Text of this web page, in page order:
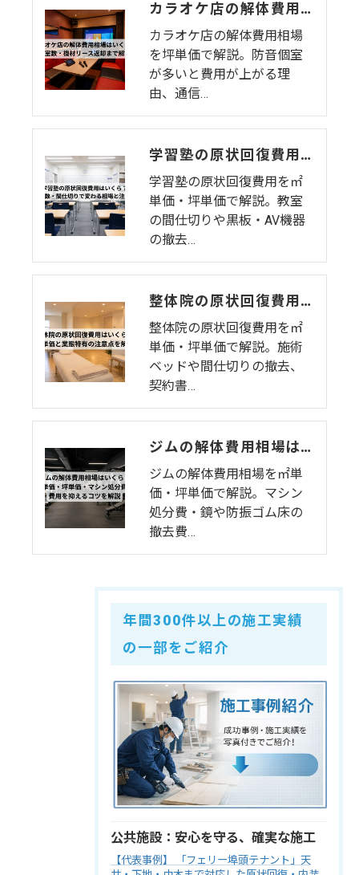
カラオケ店の解体費用相場はいくら？個室数・機材リース返却まで解説
カラオケ店の解体費用相場
を坪単価で解説。防音個室
が多いと費用が上がる理
由、通信…
学習塾の原状回復費用はいくら？教室数・間仕切りで変わる相場と注意点
学習塾の原状回復費用を㎡
単価・坪単価で解説。教室
の間仕切りや黒板・AV機器
の撤去…
整体院の原状回復費用はいくら？坪単価・㎡単価と業態特有の注意点を解説
整体院の原状回復費用を㎡
単価・坪単価で解説。施術
ベッドや間仕切りの撤去、
契約書…
ジムの解体費用相場はいくら？㎡単価・坪単価・マシン処分費・費用を抑えるコツを解説
ジムの解体費用相場を㎡単
価・坪単価で解説。マシン
処分費・鏡や防振ゴム床の
撤去費…
年間300件以上の施工実績
の一部をご紹介
公共施設：安心を守る、確実な施工
【代表事例】 「フェリー埠頭テナント」天